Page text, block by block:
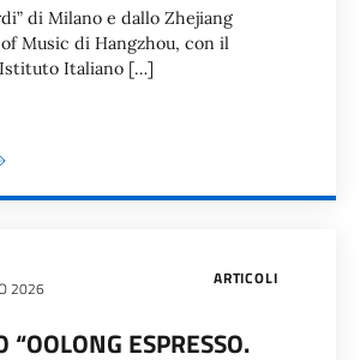
di Milano e dallo Zhejiang
Music di Hangzhou, con il
Italiano […]
ARTICOLI
2026
“OOLONG ESPRESSO.